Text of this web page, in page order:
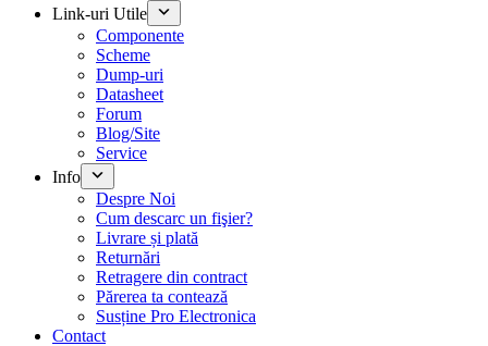
Link-uri Utile
Componente
Scheme
Dump-uri
Datasheet
Forum
Blog/Site
Service
Info
Despre Noi
Cum descarc un fişier?
Livrare și plată
Returnări
Retragere din contract
Părerea ta contează
Susține Pro Electronica
Contact